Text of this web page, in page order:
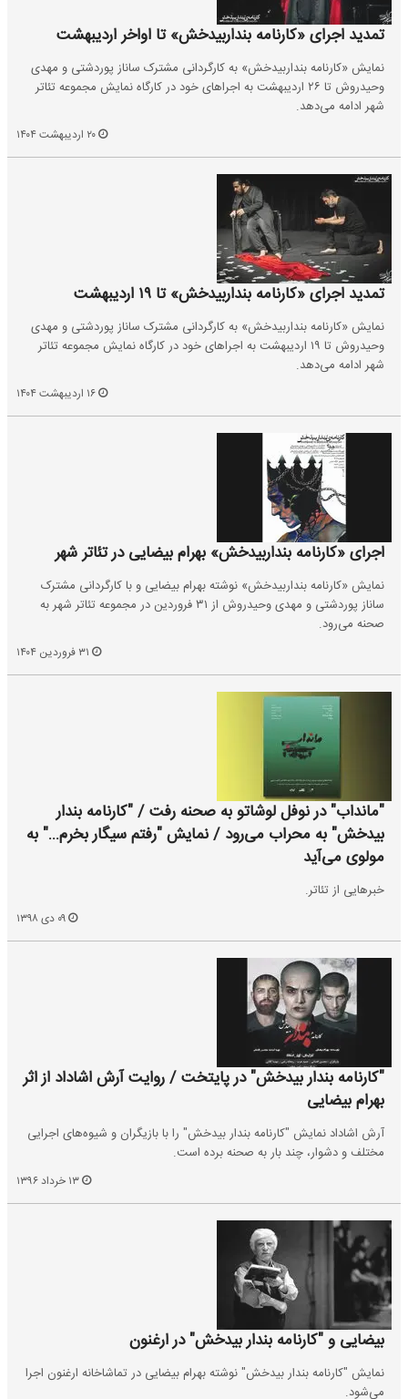
تمدید اجرای «کارنامه بنداربیدخش» تا اواخر اردیبهشت
نمایش «کارنامه بنداربیدخش» به کارگردانی مشترک ساناز پوردشتی و مهدی
وحیدروش تا ۲۶ اردیبهشت به اجراهای خود در کارگاه نمایش مجموعه تئاتر
شهر ادامه می‌دهد.
تمدید اجرای «کارنامه بنداربیدخش» تا ۱۹ اردیبهشت
نمایش «کارنامه بنداربیدخش» به کارگردانی مشترک ساناز پوردشتی و مهدی
وحیدروش تا ۱۹ اردیبهشت به اجراهای خود در کارگاه نمایش مجموعه تئاتر
شهر ادامه می‌دهد.
اجرای «کارنامه بنداربیدخش» بهرام بیضایی در تئاتر شهر
نمایش «کارنامه بنداربیدخش» نوشته بهرام بیضایی و با کارگردانی مشترک
ساناز پوردشتی و مهدی وحیدروش از ۳۱ فروردین در مجموعه تئاتر شهر به
صحنه می‌رود.
"مانداب" در نوفل لوشاتو به صحنه رفت / "کارنامه‌ بندار
بیدخش" به محراب می‌رود / نمایش "رفتم سیگار بخرم..." به
مولوی می‌آید
خبرهایی از تئاتر.
"کارنامه بندار بیدخش" در پایتخت / روایت آرش اشاداد از اثر
بهرام بیضایی
آرش اشاداد نمایش "کارنامه بندار بیدخش" را با بازیگران و شیوه‌های اجرایی
مختلف و دشوار، چند بار به صحنه برده است.
بیضایی و "کارنامه بندار بیدخش" در ارغنون
نمایش "کارنامه بندار بیدخش" نوشته بهرام بیضایی در تماشاخانه ارغنون اجرا
می‌شود.